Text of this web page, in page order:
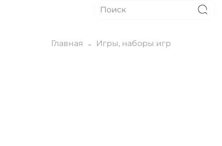
Главная Игры, наборы игр